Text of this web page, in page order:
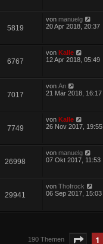
5819
vonmanuelg
20 Apr 2018, 20:37
6767
vonKalle
12 Apr 2018, 05:49
7017
vonAn
21 Mär 2018, 16:17
7749
vonKalle
26 Nov 2017, 19:55
26998
vonmanuelg
07 Okt 2017, 11:53
29941
vonThofrock
06 Sep 2017, 15:03
190 Themen Seite
1